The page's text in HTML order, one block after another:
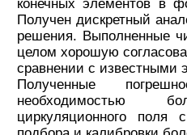
конечных элементов в
Получен дискретный
решения. Выполненные
целом хорошую
сравнении с известными
Полученные
необходимостью
циркуляционного поля